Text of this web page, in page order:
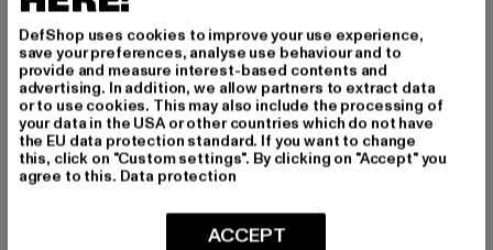
Farbe: schwarz
Hersteller Farbe: washed black/white
Materialzusammensetzung: 70% Baumwolle, 30%
Polyester
Art.Nr: DSHD265-02014
Hersteller: Dropsize GmbH |
Motzener Straße 6 | 12277 Berlin | DE
DefShop uses cookies to improve your use experience,
save your preferences, analyse use behaviour and to
provide and measure interest-based contents and
advertising. In addition, we allow partners to extract data
or to use cookies. This may also include the processing of
your data in the USA or other countries which do not have
the EU data protection standard. If you want to change
this, click on "Custom settings". By clicking on "Accept" you
agree to this. Data protection
ACCEPT